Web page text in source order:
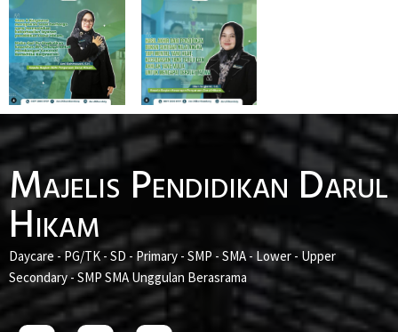
Majelis Pendidikan Darul
Hikam
Daycare - PG/TK - SD - Primary - SMP - SMA - Lower - Upper
Secondary - SMP SMA Unggulan Berasrama